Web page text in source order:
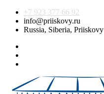
+7 923 377 66 92
info@priiskovy.ru
Russia, Siberia, Priiskovy